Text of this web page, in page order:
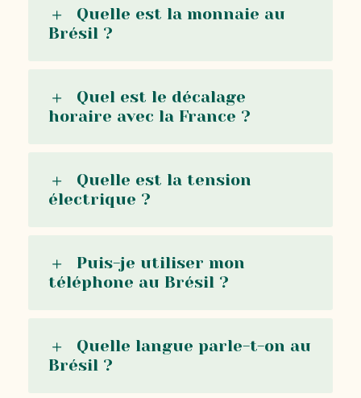
Quelle est la monnaie au
Brésil ?
Quel est le décalage
horaire avec la France ?
Quelle est la tension
électrique ?
Puis-je utiliser mon
téléphone au Brésil ?
Quelle langue parle-t-on au
Brésil ?